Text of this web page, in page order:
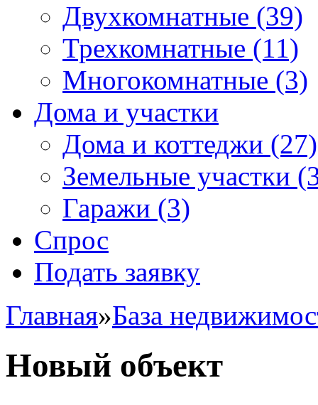
Двухкомнатные (39)
Трехкомнатные (11)
Многокомнатные (3)
Дома и участки
Дома и коттеджи (27)
Земельные участки
Гаражи (3)
Спрос
Подать заявку
Главная»База
Новый объект